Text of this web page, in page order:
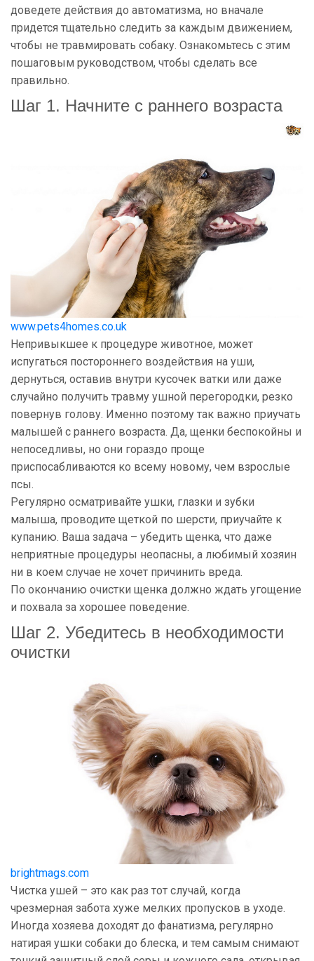
доведете действия до автоматизма, но вначале
придется тщательно следить за каждым движением,
чтобы не травмировать собаку. Ознакомьтесь с этим
пошаговым руководством, чтобы сделать все
правильно.
Шаг 1. Начните с раннего возраста
www.pets4homes.co.uk
Непривыкшее к процедуре животное, может
испугаться постороннего воздействия на уши,
дернуться, оставив внутри кусочек ватки или даже
случайно получить травму ушной перегородки, резко
повернув голову. Именно поэтому так важно приучать
малышей с раннего возраста. Да, щенки беспокойны и
непоседливы, но они гораздо проще
приспосабливаются ко всему новому, чем взрослые
псы.
Регулярно осматривайте ушки, глазки и зубки
малыша, проводите щеткой по шерсти, приучайте к
купанию. Ваша задача – убедить щенка, что даже
неприятные процедуры неопасны, а любимый хозяин
ни в коем случае не хочет причинить вреда.
По окончанию очистки щенка должно ждать угощение
и похвала за хорошее поведение.
Шаг 2. Убедитесь в необходимости
очистки
brightmags.com
Чистка ушей – это как раз тот случай, когда
чрезмерная забота хуже мелких пропусков в уходе.
Иногда хозяева доходят до фанатизма, регулярно
натирая ушки собаки до блеска, и тем самым снимают